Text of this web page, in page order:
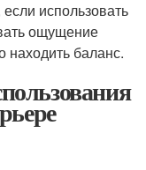
использовать
ощущение
находить баланс.